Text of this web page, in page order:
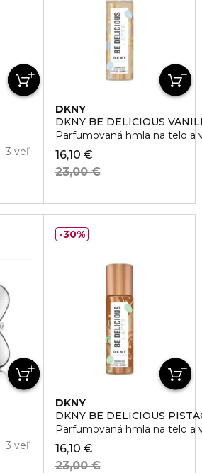
3 veľ.
DKNY
DKNY BE DELICIOUS
Parfumovaná hmla na telo a
16,10 €
23,00 €
3 veľ.
DKNY
DKNY BE DELICIOUS
Parfumovaná hmla na telo a
16,10 €
23,00 €
30%